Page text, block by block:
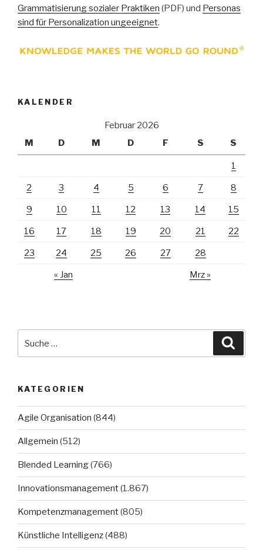
Grammatisierung sozialer Praktiken (PDF) und Personas
sind für Personalization ungeeignet.
KALENDER
Februar 2026
M
D M D F S S
1
2 3 4 5 6 7 8
9 10 11 12 13 14 15
16 17 18 19 20 21 22
23 24 25 26 27 28
« Jan Mrz »
nach:
KATEGORIEN
Agile Organisation (844)
Allgemein (512)
Blended Learning(766)
Innovationsmanagement(1.867)
Kompetenzmanagement(805)
Künstliche Intelligenz(488)